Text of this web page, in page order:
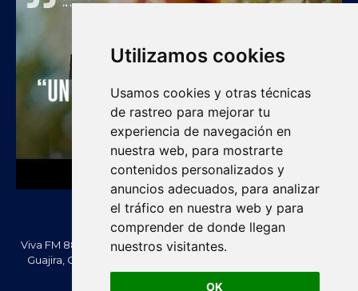
Utilizamos cookies
Usamos cookies y otras técnicas
de rastreo para mejorar tu
experiencia de navegación en
nuestra web, para mostrarte
contenidos personalizados y
anuncios adecuados, para analizar
el tráfico en nuestra web y para
comprender de donde llegan
nuestros visitantes.
OK
Viva FM 88.2 FM es una emisora comunitaria de Villanueva, La
Guajira, Colombia. Información, noticias, cultura, vallenato y
actualidad regional.